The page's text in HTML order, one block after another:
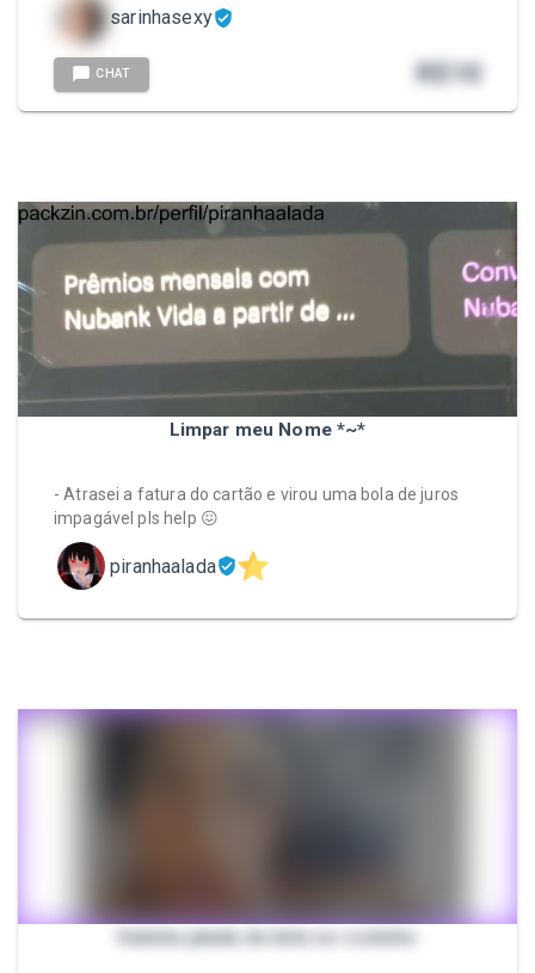
sarinhasexy
CHAT R$10
Limpar meu Nome *~*
- Atrasei a fatura do cartão e virou uma bola de juros
impagável pls help 😖
piranhaalada
Gatinha jatada de leite no rostinho